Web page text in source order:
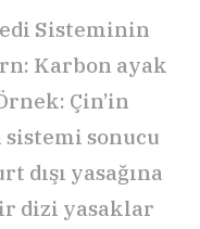
Sisteminin
Karbon ayak
Çin’in
sonucu
dışı yasağına
dizi yasaklar